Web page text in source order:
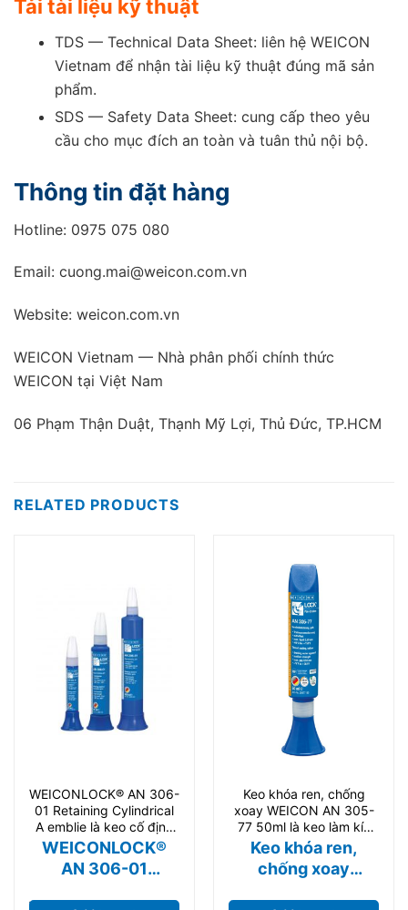
Tải tài liệu kỹ thuật
TDS — Technical Data Sheet: liên hệ WEICON
Vietnam để nhận tài liệu kỹ thuật đúng mã sản
phẩm.
SDS — Safety Data Sheet: cung cấp theo yêu
cầu cho mục đích an toàn và tuân thủ nội bộ.
Thông tin đặt hàng
Hotline: 0975 075 080
Email: cuong.mai@weicon.com.vn
Website: weicon.com.vn
WEICON Vietnam — Nhà phân phối chính thức
WEICON tại Việt Nam
06 Phạm Thận Duật, Thạnh Mỹ Lợi, Thủ Đức, TP.HCM
RELATED PRODUCTS
WEICONLOCK® AN 306-
01 Retaining Cylindrical
A emblie là keo cố định
trục và bạc
WEICONLOCK®
AN 306-01
WEICONLOCK® AN 306-
Keo khóa ren, chống
xoay WEICON AN 305-
77 50ml là keo làm kín
ren ống: Keo Weicon AN
305-77
Keo khóa ren,
chống xoay
Keo khóa ren, chống